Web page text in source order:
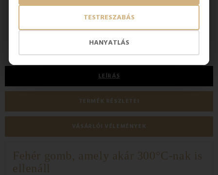
HANYATLÁS
TESTRESZABÁS
790 Ft 380
LEÍRÁS
TERMÉK RÉSZLETEI
VÁSÁRLÓI VÉLEMÉNYEK
Fehér gomb, amely akár 300°C-nak is
ellenáll